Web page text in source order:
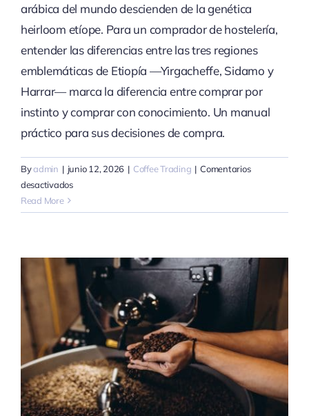
arábica del mundo descienden de la genética
heirloom etíope. Para un comprador de hostelería,
entender las diferencias entre las tres regiones
emblemáticas de Etiopía —Yirgacheffe, Sidamo y
Harrar— marca la diferencia entre comprar por
instinto y comprar con conocimiento. Un manual
práctico para sus decisiones de compra.
Byadmin | junio 12, 2026 | Coffee Trading | Comentarios
desactivadosen
guía
para
Yirgacheffe,
Sidamo
Harrar
Read More